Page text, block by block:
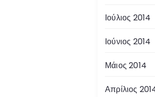
Ιούλιος 2014
Ιούνιος 2014
Μάιος 2014
Απρίλιος